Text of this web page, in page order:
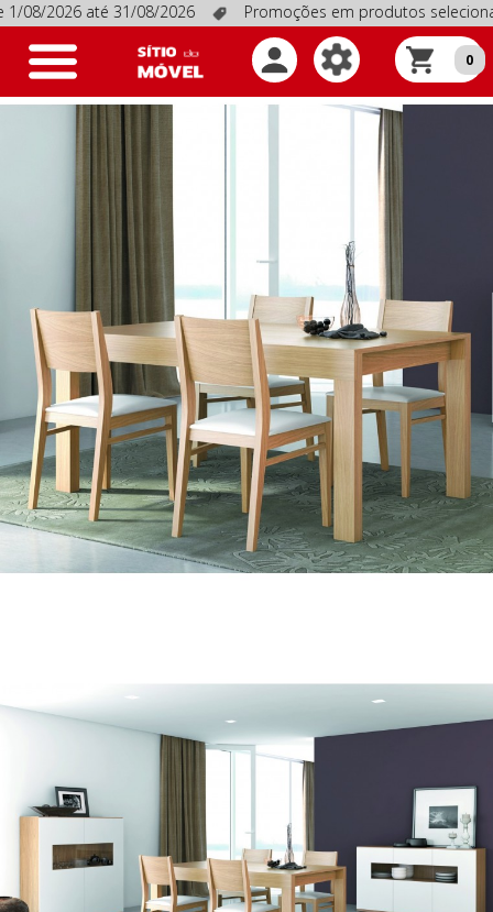
até 31/08/2026 Promoções em produtos selecionados,
Toggle
navigation 0